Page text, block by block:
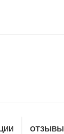
ОТЗЫВЫ